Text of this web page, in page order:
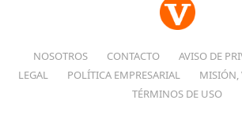
NOSOTROS CONTACTO AVISO DE
LEGAL
POLÍTICA EMPRESARIAL
MISIÓN,
TÉRMINOS DE USO